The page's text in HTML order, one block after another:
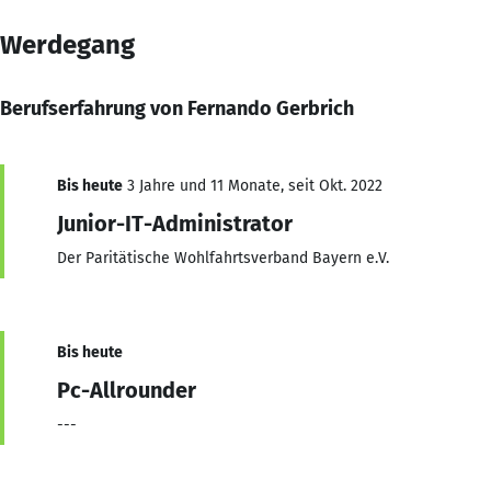
Werdegang
Berufserfahrung von Fernando Gerbrich
Bis heute 3 Jahre und 11 Monate, seit Okt. 2022
Junior-IT-Administrator
Der Paritätische Wohlfahrtsverband Bayern e.V.
Bis heute
Pc-Allrounder
---